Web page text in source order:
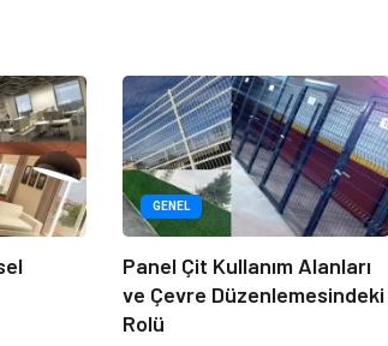
GENEL
Panel Çit Kullanım Alanları
ve Çevre Düzenlemesindeki
Rolü